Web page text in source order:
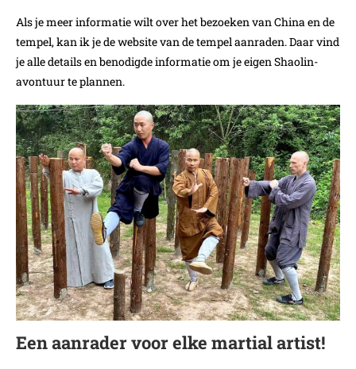
Als je meer informatie wilt over het bezoeken van China en de
tempel, kan ik je de website van de tempel aanraden. Daar vind
je alle details en benodigde informatie om je eigen Shaolin-
avontuur te plannen.
Een aanrader voor elke martial artist!